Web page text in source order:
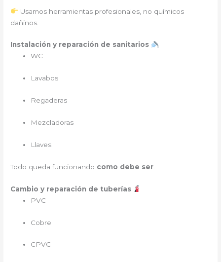
Usamos herramientas profesionales, no químicos
dañinos.
Instalación y reparación de sanitarios
WC
Lavabos
Regaderas
Mezcladoras
Llaves
Todo queda funcionando como debe ser
Cambio y reparación de tuberías
PVC
Cobre
CPVC